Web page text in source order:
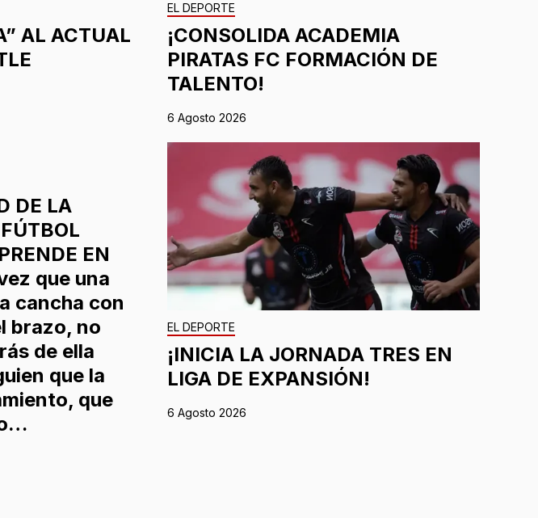
AL ACTUAL
EL DEPORTE
¡CONSOLIDA ACADEMIA
PIRATAS FC FORMACIÓN DE
TALENTO!
6 Agosto 2026
DE LA
EN
que una
cancha con
brazo, no
de ella
que la
que
EL DEPORTE
¡INICIA LA JORNADA TRES EN
LIGA DE EXPANSIÓN!
6 Agosto 2026